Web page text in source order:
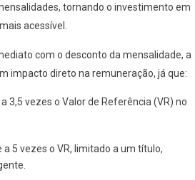
tornando o investimento em
acessível.
com o desconto da mensalidade, a
impacto direto na remuneração, já que:
3,5 vezes o Valor de Referência (VR) no
5 vezes o VR, limitado a um título,